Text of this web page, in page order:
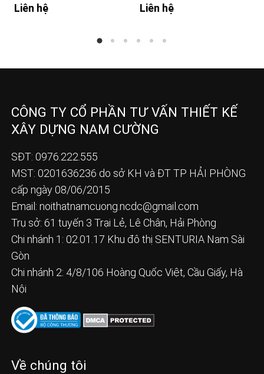
Liên hệ Liên hệ
CÔNG TY CỔ PHẦN TƯ VẤN THIẾT KẾ
XÂY DỰNG NAM CƯỜNG
SĐT: 0976.222.555
MST: 0201636236 do sở KH và ĐT TP HẢI PHÒNG
cấp ngày 08/06/2015
Email: noithatnamcuong.ncdc@gmail.com
Trụ sở: 61 tuyến 3 Trại Lẻ, Lê Chân, Hải Phòng
Chi nhánh 1: 02.01.17 Khu đô thị SENTURIA Nam Sài
Gòn
Chi nhánh 2: 4/8/106 Hoàng Quốc Việt, Cầu Giấy, Hà
Nội
Về chúng tôi